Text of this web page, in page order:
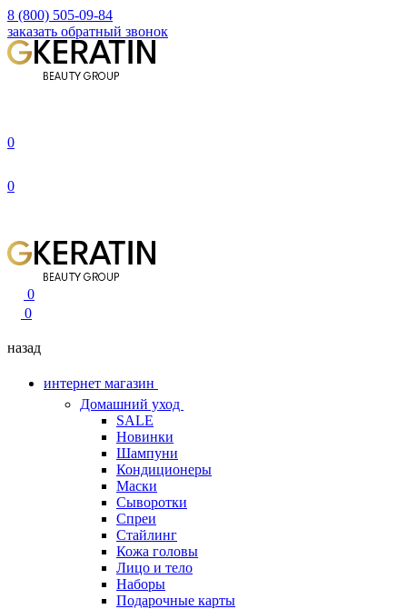
8 (800) 505-09-84
заказать обратный звонок
0
0
0
0
назад
интернет магазин
Домашний уход
SALE
Новинки
Шампуни
Кондиционеры
Маски
Сыворотки
Спреи
Стайлинг
Кожа головы
Лицо и тело
Наборы
Подарочные карты